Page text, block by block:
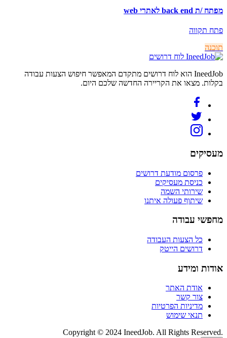
מפתח /ת back end לאתרי web
פתח תקווה
תוכנה
לוח דרושים
IneedJob הוא לוח דרושים מתקדם המאפשר חיפוש הצעות עבודה
בקלות. מצאו את הקריירה החדשה שלכם היום.
מעסיקים
פרסום מודעת דרושים
כניסת מעסיקים
שירותי השמה
שיתוף פעולה איתנו
מחפשי עבודה
כל הצעות העבודה
דרושים הייטק
אודות ומידע
אודת האתר
צור קשר
מדיניות הפרטיות
תנאי שימוש
Copyright © 2024 IneedJob. All Rights Reserved.